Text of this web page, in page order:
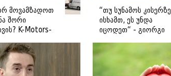
მოვამზადოთ
შორი
K-Motors-
“თუ სუნამოს კისერზე
ისხამთ, ეს უნდა
იცოდეთ“ - გიორგი